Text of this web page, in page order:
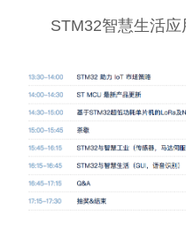
STM32智慧生活应